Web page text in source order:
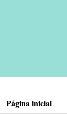
Página inicial